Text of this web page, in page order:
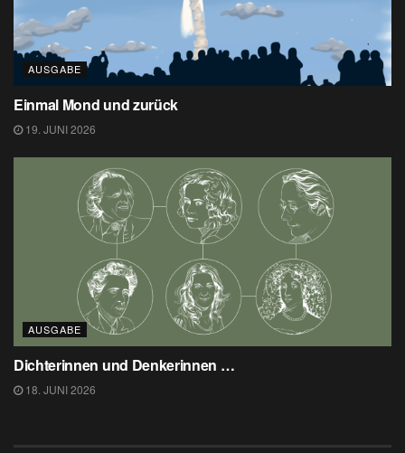
AUSGABE
Einmal Mond und zurück
19. JUNI 2026
AUSGABE
Dichterinnen und Denkerinnen …
18. JUNI 2026